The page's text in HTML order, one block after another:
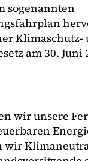
sogenannten
Klimaschutz-
am 30. Juni
wir unsere
wir